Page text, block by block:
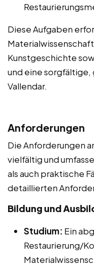
Diese Aufgaben
Kunstgeschichte
und eine
Vallendar.
Anforderungen
Die Anforderungen
vielfältig und
als auch praktische
detaillierten
Bildung und
Studium: Ein
Restaurierung/